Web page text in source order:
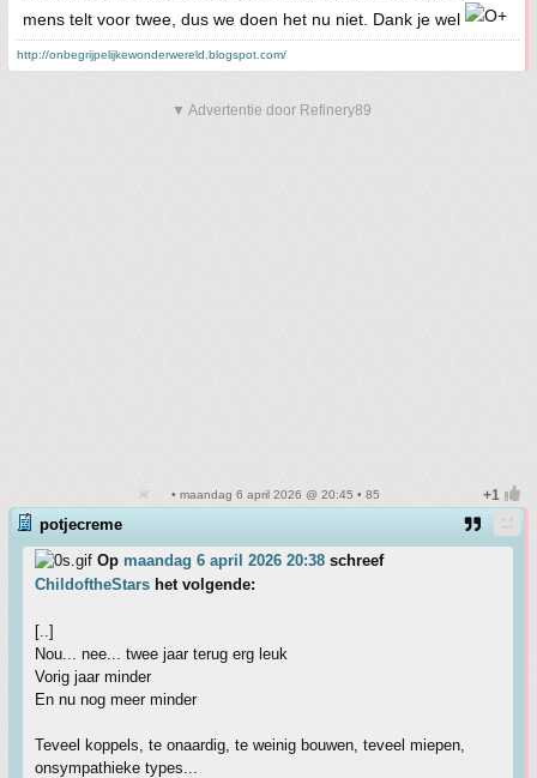
mens telt voor twee, dus we doen het nu niet. Dank je wel
http://onbegrijpelijkewonderwereld.blogspot.com/
▼ Advertentie door Refinery89
• maandag 6 april 2026 @ 20:45 • 85
potjecreme
Op maandag 6 april 2026 20:38 schreef
ChildoftheStars het volgende:
[..]
Nou... nee... twee jaar terug erg leuk
Vorig jaar minder
En nu nog meer minder
Teveel koppels, te onaardig, te weinig bouwen, teveel miepen,
onsympathieke types...